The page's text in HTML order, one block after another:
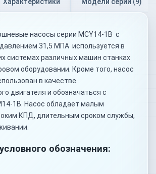
насосы серии MCY14-1B с
31,5 МПА используется в
системах различных машин станках
оборудовании. Кроме того, насос
в качестве
двигателя и обозначаться с
1B. Насос обладает малым
КПД, длительным сроком службы,
обозначения: